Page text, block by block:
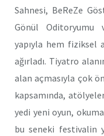
Sahnesi, BeReZe
Gönül
yapıyla hem fiziksel
ağırladı. Tiyatro
alan açmasıyla çok
kapsamında,
yedi yeni oyun,
bu seneki festivalin